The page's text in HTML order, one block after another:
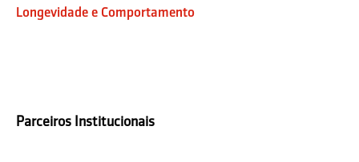
Longevidade e Comportamento
Parceiros Institucionais